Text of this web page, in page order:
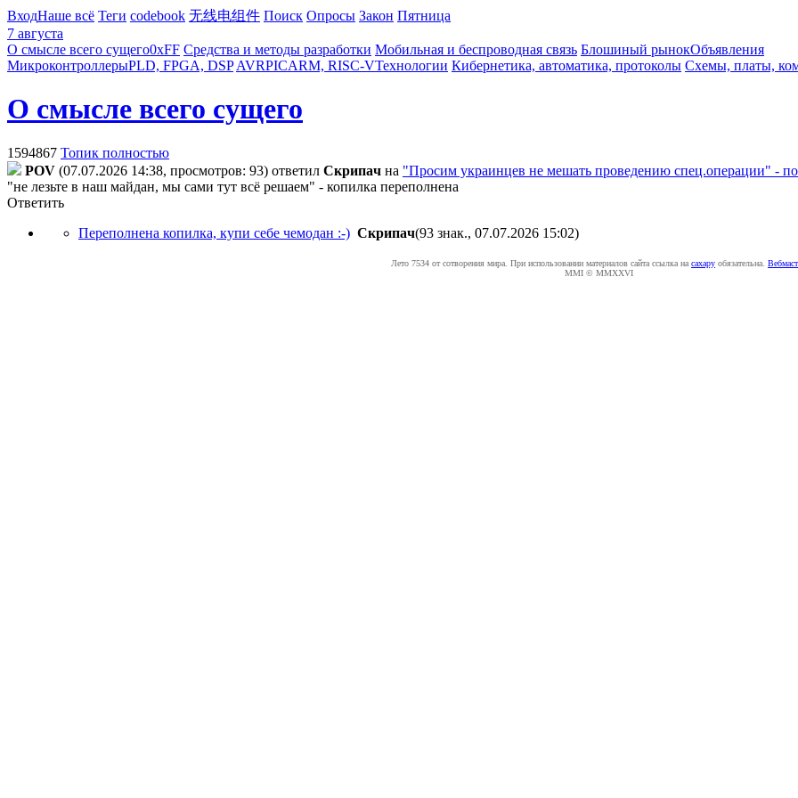
ВходНаше всё Теги codebook 无线电组件 Поиск Опросы Закон Пятница
7 августа
О смысле всего сущего0xFF Средства и методы разработки Мобильная и беспроводная связь Блошиный рынокОбъявления
МикроконтроллерыPLD, FPGA, DSP AVRPICARM, RISC-VТехнологии Кибернетика, автоматика, протоколы Схемы, платы,
О смысле всего сущего
1594867 Топик полностью
POV (07.07.2026 14:38, просмотров: 93) ответил Cкpипaч на "Просим украинцев не мешать проведению спец.операции" -
"не лезьте в наш майдан, мы сами тут всё решаем" - копилка переполнена
Ответить
Переполнена копилка, купи себе чемодан :-) Cкpипaч(93 знак., 07.07.2026 15:02)
Лето 7534 от сотворения мира. При использовании материалов сайта ссылка на caxapу обязательна.
MMI © MMXXVI